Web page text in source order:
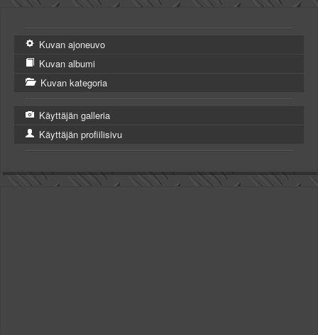
Kuvan ajoneuvo
Kuvan albumi
Kuvan kategoria
Käyttäjän galleria
Käyttäjän profiilisivu